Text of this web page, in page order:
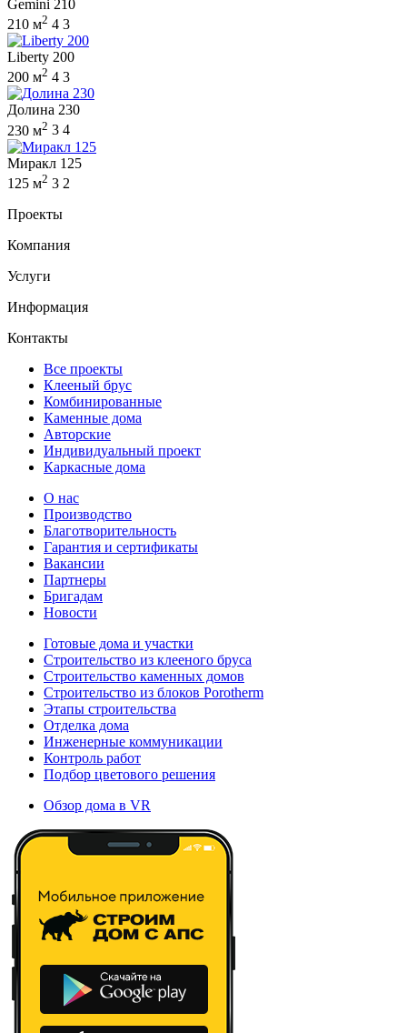
Gemini 210
210 м2 4 3
Liberty 200
200 м2 4 3
Долина 230
230 м2 3 4
Миракл 125
125 м2 3 2
Проекты
Компания
Услуги
Информация
Контакты
Все проекты
Клееный брус
Комбинированные
Каменные дома
Авторские
Индивидуальный проект
Каркасные дома
О нас
Производство
Благотворительность
Гарантия и сертификаты
Вакансии
Партнеры
Бригадам
Новости
Готовые дома и участки
Строительство из клееного бруса
Строительство каменных домов
Строительство из блоков Porotherm
Этапы строительства
Отделка дома
Инженерные коммуникации
Контроль работ
Подбор цветового решения
Обзор дома в VR